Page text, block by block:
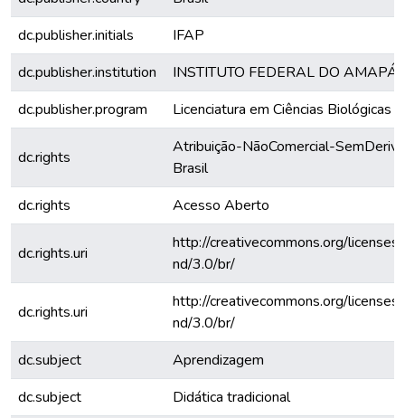
dc.publisher.initials
IFAP
dc.publisher.institution
INSTITUTO FEDERAL DO AMAPÁ
dc.publisher.program
Licenciatura em Ciências Biológicas
dc.rights
Atribuição-NãoComercial-
Brasil
dc.rights
Acesso Aberto
dc.rights.uri
http://creativecommons.org/
nd/3.0/br/
dc.rights.uri
http://creativecommons.org/
nd/3.0/br/
dc.subject
Aprendizagem
dc.subject
Didática tradicional